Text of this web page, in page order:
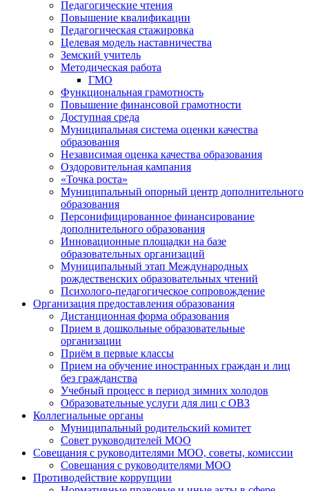
Педагогические чтения
Повышение квалификации
Педагогическая стажировка
Целевая модель наставничества
Земский учитель
Методическая работа
ГМО
Функциональная грамотность
Повышение финансовой грамотности
Доступная среда
Муниципальная система оценки качества
образования
Независимая оценка качества образования
Оздоровительная кампания
«Точка роста»
Муниципальный опорный центр дополнительного
образования
Персонифицированное финансирование
дополнительного образования
Инновационные площадки на базе
образовательных организаций
Муниципальный этап Международных
рождественских образовательных чтений
Психолого-педагогическое сопровождение
Организация предоставления образования
Дистанционная форма образования
Прием в дошкольные образовательные
организации
Приём в первые классы
Прием на обучение иностранных граждан и лиц
без гражданства
Учебный процесс в период зимних холодов
Образовательные услуги для лиц с ОВЗ
Коллегиальные органы
Муниципальный родительский комитет
Совет руководителей МОО
Совещания с руководителями МОО, советы, комиссии
Совещания с руководителями МОО
Противодействие коррупции